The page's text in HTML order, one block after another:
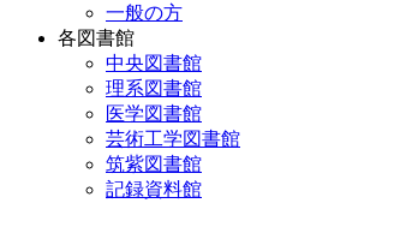
一般の方
各図書館
中央図書館
理系図書館
医学図書館
芸術工学図書館
筑紫図書館
記録資料館